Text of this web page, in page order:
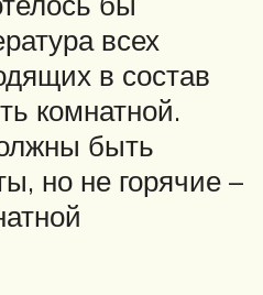
всех
в состав
комнатной.
быть
но не горячие –